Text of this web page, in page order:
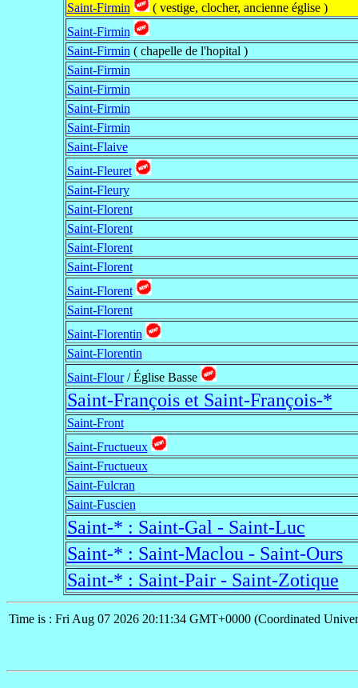
Saint-Firmin
( vestige, clocher, ancienne église )
Saint-Firmin
Saint-Firmin ( chapelle de l'hopital )
Saint-Firmin
Saint-Firmin
Saint-Firmin
Saint-Firmin
Saint-Flaive
Saint-Fleuret
Saint-Fleury
Saint-Florent
Saint-Florent
Saint-Florent
Saint-Florent
Saint-Florent
Saint-Florent
Saint-Florentin
Saint-Florentin
Saint-Flour/ Église Basse
Saint-François et Saint-François-*
Saint-Front
Saint-Fructueux
Saint-Fructueux
Saint-Fulcran
Saint-Fuscien
Saint-* : Saint-Gal - Saint-Luc
Saint-* : Saint-Maclou - Saint-Ours
Saint-* : Saint-Pair - Saint-Zotique
Time is : Fri Aug 07 2026 20:11:34 GMT+0000 (Coordinated